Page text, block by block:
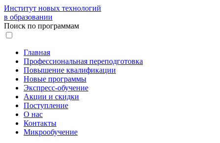
Институт новых технологий
в образовании
Поиск по программам
Главная
Профессиональная переподготовка
Повышение квалификации
Новые программы
Экспресс-обучение
Акции и скидки
Поступление
О нас
Контакты
Микрообучение